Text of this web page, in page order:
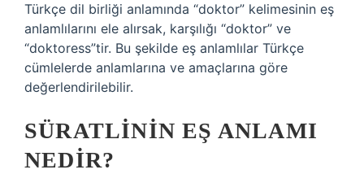
Türkçe dil birliği anlamında “doktor” kelimesinin eş
anlamlılarını ele alırsak, karşılığı “doktor” ve
“doktoress”tir. Bu şekilde eş anlamlılar Türkçe
cümlelerde anlamlarına ve amaçlarına göre
değerlendirilebilir.
SÜRATLININ EŞ ANLAMI
NEDIR?